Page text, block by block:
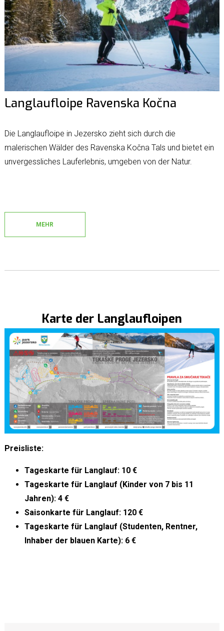
Langlaufloipe Ravenska Kočna
Die Langlaufloipe in Jezersko zieht sich durch die
malerischen Wälder des Ravenska Kočna Tals und bietet ein
unvergessliches Lauferlebnis, umgeben von der Natur.
MEHR
Karte der Langlaufloipen
Preisliste:
Tageskarte für Langlauf: 10 €
Tageskarte für Langlauf (Kinder von 7 bis 11
Jahren): 4 €
Saisonkarte für Langlauf: 120 €
Tageskarte für Langlauf (Studenten, Rentner,
Inhaber der blauen Karte): 6 €